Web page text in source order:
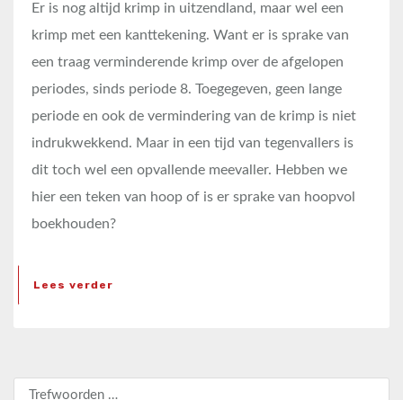
Er is nog altijd krimp in uitzendland, maar wel een
krimp met een kanttekening. Want er is sprake van
een traag verminderende krimp over de afgelopen
periodes, sinds periode 8. Toegegeven, geen lange
periode en ook de vermindering van de krimp is niet
indrukwekkend. Maar in een tijd van tegenvallers is
dit toch wel een opvallende meevaller. Hebben we
hier een teken van hoop of is er sprake van hoopvol
boekhouden?
Lees verder
Zoeken naar: